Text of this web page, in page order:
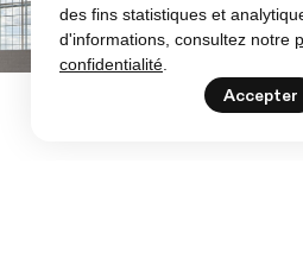
des fins statistiques et
d'informations, consultez notre
confidentialité
Accepter